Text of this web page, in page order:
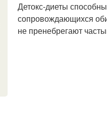
Детокс-диеты
сопровождающихся
не пренебрегают